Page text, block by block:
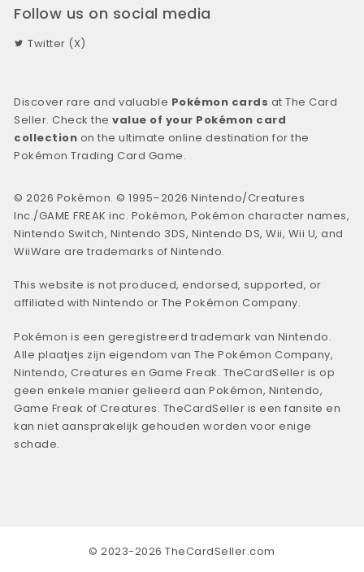
Follow us on social media
Twitter (X)
Discover rare and valuable Pokémon cards at The Card
Seller. Check thevalue of your Pokémon card
collection on the ultimate online destination for the
Pokémon Trading Card Game.
© 2026 Pokémon. © 1995–2026 Nintendo/Creatures
Inc./GAME FREAK inc. Pokémon, Pokémon character names,
Nintendo Switch, Nintendo 3DS, Nintendo DS, Wii, Wii U, and
WiiWare are trademarks of Nintendo.
This website is not produced, endorsed, supported, or
affiliated with Nintendo or The Pokémon Company.
Pokémon is een geregistreerd trademark van Nintendo.
Alle plaatjes zijn eigendom van The Pokémon Company,
Nintendo, Creatures en Game Freak. TheCardSeller is op
geen enkele manier gelieerd aan Pokémon, Nintendo,
Game Freak of Creatures. TheCardSeller is een fansite en
kan niet aansprakelijk gehouden worden voor enige
schade.
© 2023-2026 TheCardSeller.com